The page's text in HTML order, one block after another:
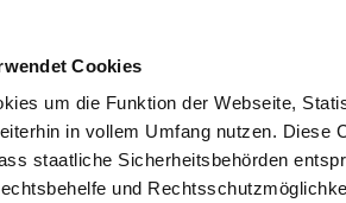
Cookies
um die Funktion der Webseite,
in vollem Umfang nutzen.
staatliche Sicherheitsbehörden
und